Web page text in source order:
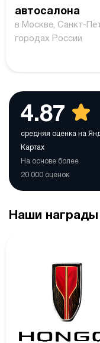
автосалона
в Москве, Санкт-
городах России
4.87
средняя оценка на
Картах
На основе более
20 000 оценок
Наши